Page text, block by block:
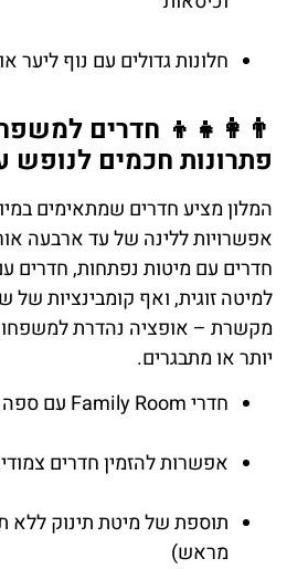
חלונות גדולים עם נוף ליער
👨‍👩‍👧‍👦 חדרים
פתרונות חכמים לנופש
המלון מציע חדרים שמתאימים
אפשרויות ללינה של עד ארבעה
חדרים עם מיטות נפתחות,
למיטה זוגית, ואף קומבינציות של
מקשרת – אופציה נהדרת
יותר או מתבגרים.
חדרי Family Room עם ספה נפתחת לילדים
אפשרות להזמין חדרים
תוספת של מיטת תינוק ללא
מראש)